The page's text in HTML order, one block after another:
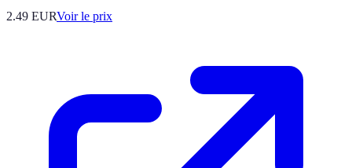
2.49 EURVoir le prix